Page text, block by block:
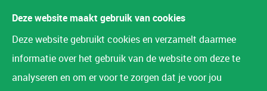
Deze website maakt gebruik van cookies
Deze website gebruikt cookies en verzamelt daarmee
informatie over het gebruik van de website om deze te
analyseren en om er voor te zorgen dat je voor jou